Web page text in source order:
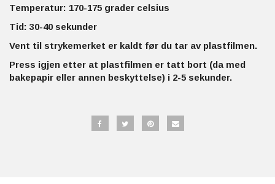
Temperatur: 170-175 grader celsius
Tid: 30-40 sekunder
Vent til strykemerket er kaldt før du tar av plastfilmen.
Press igjen etter at plastfilmen er tatt bort (da med
bakepapir eller annen beskyttelse) i 2-5 sekunder.